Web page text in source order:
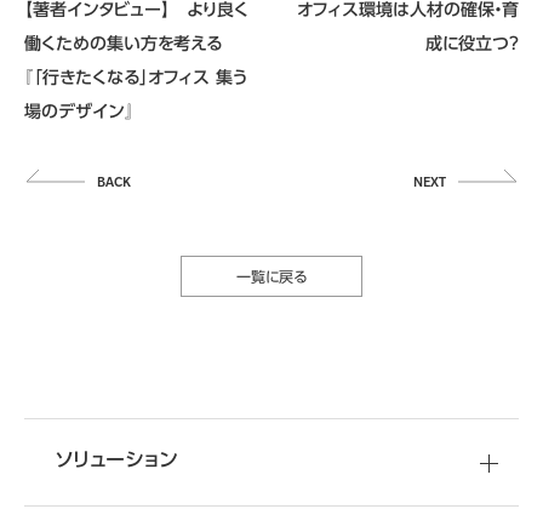
【著者インタビュー】 より良く
働くための集い方を考える
『「行きたくなる」オフィス 集う
場のデザイン』
一覧に戻る
オフィス環境は人材の確保・育
成に役立つ？
ソリューション